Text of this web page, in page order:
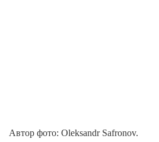
Автор фото: Oleksandr Safronov.